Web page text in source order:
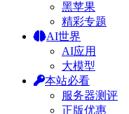
黑苹果
精彩专题
AI世界
AI应用
大模型
本站必看
服务器测评
正版优惠